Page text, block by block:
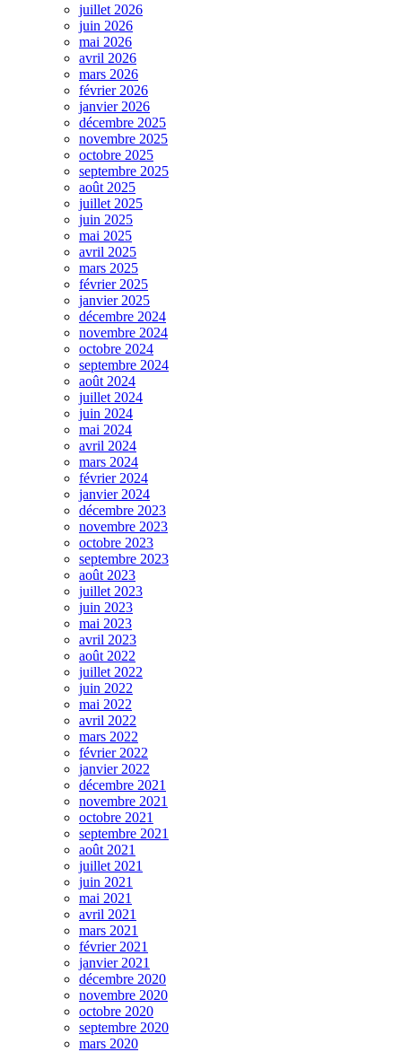
juillet 2026
juin 2026
mai 2026
avril 2026
mars 2026
février 2026
janvier 2026
décembre 2025
novembre 2025
octobre 2025
septembre 2025
août 2025
juillet 2025
juin 2025
mai 2025
avril 2025
mars 2025
février 2025
janvier 2025
décembre 2024
novembre 2024
octobre 2024
septembre 2024
août 2024
juillet 2024
juin 2024
mai 2024
avril 2024
mars 2024
février 2024
janvier 2024
décembre 2023
novembre 2023
octobre 2023
septembre 2023
août 2023
juillet 2023
juin 2023
mai 2023
avril 2023
août 2022
juillet 2022
juin 2022
mai 2022
avril 2022
mars 2022
février 2022
janvier 2022
décembre 2021
novembre 2021
octobre 2021
septembre 2021
août 2021
juillet 2021
juin 2021
mai 2021
avril 2021
mars 2021
février 2021
janvier 2021
décembre 2020
novembre 2020
octobre 2020
septembre 2020
mars 2020